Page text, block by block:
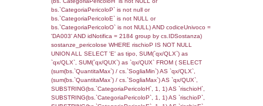
((f_territori_limitrofi.IDTipoTerritorio)=7)),
0.069117069244385
sql: SELECT f_territori_limitrofi.Distanza,
f_territori_limitrofi.Direzione,
f_territori_limitrofi.Denominazione,
rofi.DescAltro FROM f_territori_limitrofi